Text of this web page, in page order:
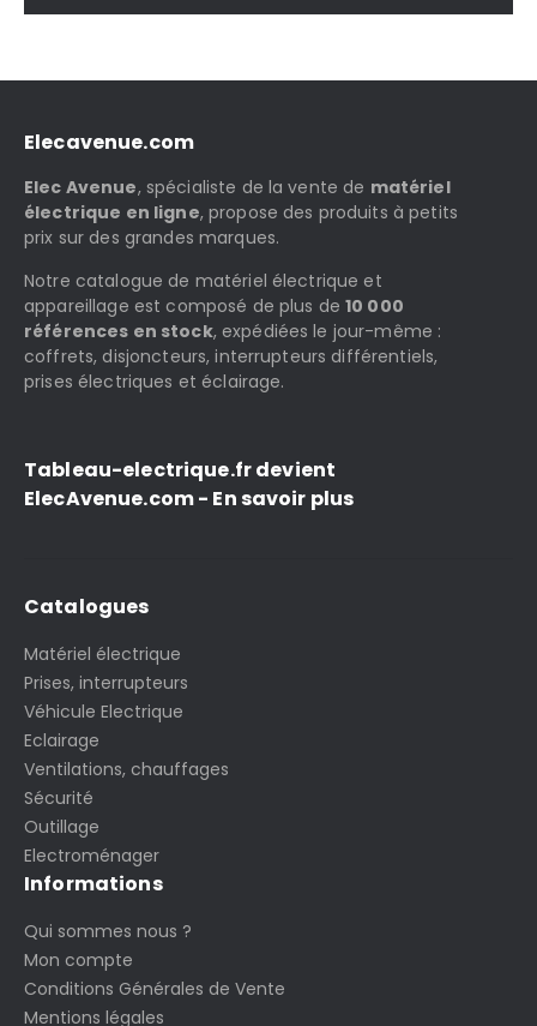
Elecavenue.com
Elec Avenue, spécialiste de la vente de matériel
électrique en ligne, propose des produits à petits
prix sur des grandes marques.
Notre catalogue de matériel électrique et
appareillage est composé de plus de10 000
références en stock, expédiées le jour-même :
coffrets, disjoncteurs, interrupteurs différentiels,
prises électriques et éclairage.
Tableau-electrique.fr devient
ElecAvenue.com - En savoir plus
Catalogues
Matériel électrique
Prises, interrupteurs
Véhicule Electrique
Eclairage
Ventilations, chauffages
Sécurité
Outillage
Electroménager
Informations
Qui sommes nous ?
Mon compte
Conditions Générales de Vente
Mentions légales